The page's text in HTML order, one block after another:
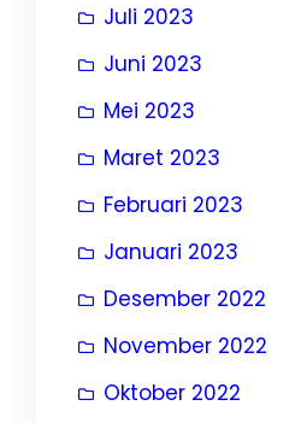
Juli 2023
Juni 2023
Mei 2023
Maret 2023
Februari 2023
Januari 2023
Desember 2022
November 2022
Oktober 2022